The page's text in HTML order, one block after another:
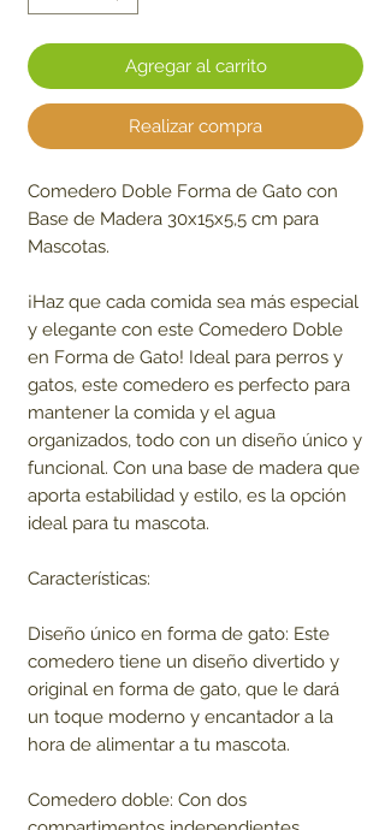
Agregar al carrito
Realizar compra
Comedero Doble Forma de Gato con
Base de Madera 30x15x5,5 cm para
Mascotas.
¡Haz que cada comida sea más especial
y elegante con este Comedero Doble
en Forma de Gato! Ideal para perros y
gatos, este comedero es perfecto para
mantener la comida y el agua
organizados, todo con un diseño único y
funcional. Con una base de madera que
aporta estabilidad y estilo, es la opción
ideal para tu mascota.
Características:
Diseño único en forma de gato: Este
comedero tiene un diseño divertido y
original en forma de gato, que le dará
un toque moderno y encantador a la
hora de alimentar a tu mascota.
Comedero doble: Con dos